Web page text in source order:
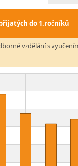
do 1.ročníků
vzdělání s